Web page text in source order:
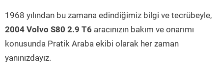
1968 yılından bu zamana edindiğimiz bilgi ve tecrübeyle,
2004 Volvo S80 2.9 T6 aracınızın bakım ve onarımı
konusunda Pratik Araba ekibi olarak her zaman
yanınızdayız.